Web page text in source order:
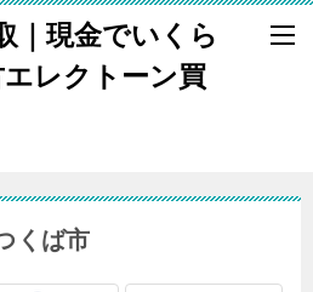
｜現金でいくら
レクトーン買
くば市